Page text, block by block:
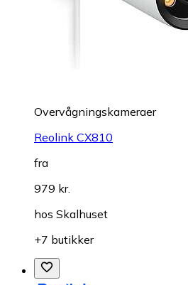
Overvågningskameraer
Reolink CX810
fra
979 kr.
hos Skalhuset
+7 butikker